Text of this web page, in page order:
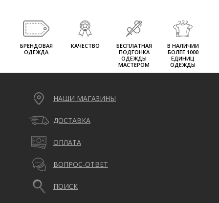
БРЕНДОВАЯ
ОДЕЖДА
КАЧЕСТВО
БЕСПЛАТНАЯ
ПОДГОНКА
ОДЕЖДЫ
МАСТЕРОМ
В НАЛИЧИИ
БОЛЕЕ 1000
ЕДИНИЦ
ОДЕЖДЫ
НАШИ МАГАЗИНЫ
ДОСТАВКА
ОПЛАТА
ВОПРОС-ОТВЕТ
ПОИСК